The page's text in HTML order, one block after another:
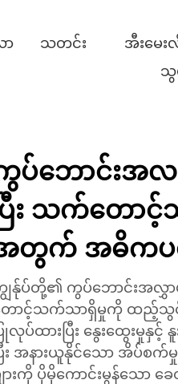
ာ
သတင်း
အီးမေ
သွ
ပ်ဘောင်းအလ
ြီး သက်တော
တွက် အဓိကပစ္စ
ျွန်ုပ်တို့၏ ကွပ်ဘောင်းအလွှာ
ာင့်သက်သာရှိမှုကို ထည့်သွင်းပ
ြုလုပ်ထားပြီး နွေးထွေးမှု
ြီး အနားယူနိုင်သော အိပ်စ
ျားကို ပိုမိုကောင်းမွန်သေ